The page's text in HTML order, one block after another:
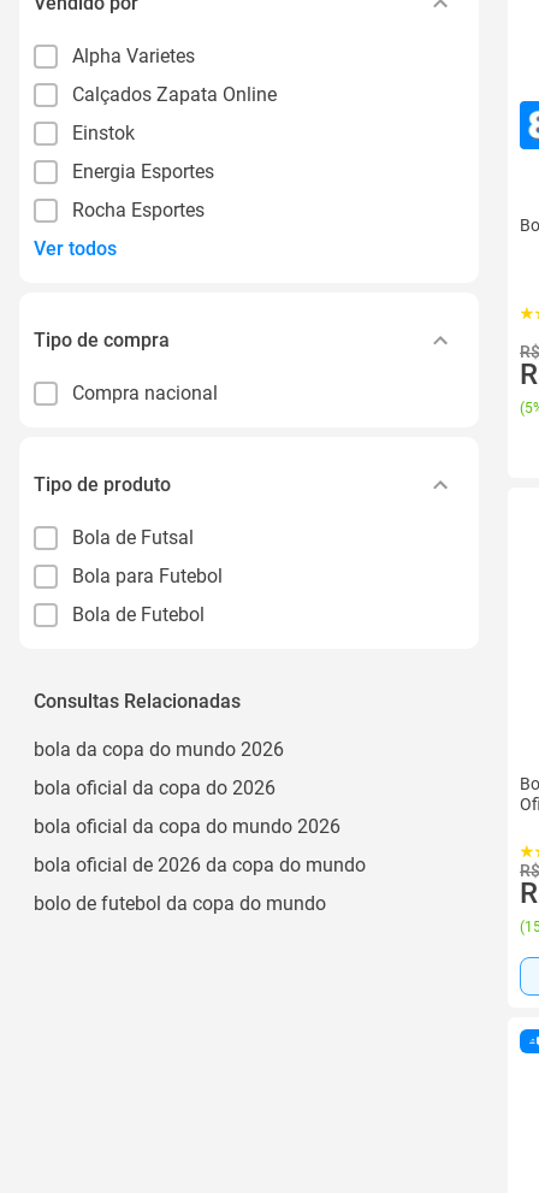
Alpha Varietes
Calçados Zapata Online
Einstok
Energia Esportes
Rocha Esportes
Ver todos
Tipo de compra
Compra nacional
Tipo de produto
Bola de Futsal
Bola para Futebol
Bola de Futebol
Consultas Relacionadas
bola da copa do mundo 2026
bola oficial da copa do 2026
bola oficial da copa do mundo 2026
bola oficial de 2026 da copa do mundo
bolo de futebol da copa do mundo
(
(